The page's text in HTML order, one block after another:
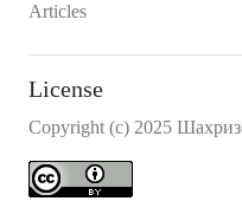
Articles
License
Copyright (c) 2025